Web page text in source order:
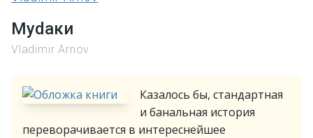
Муdаки
Vladimir Arnov
Казалось бы, стандартная
и банальная история
переворачивается в интереснейшее